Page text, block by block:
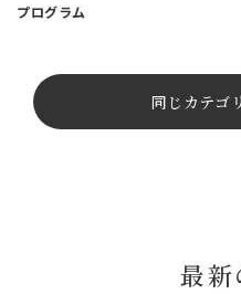
プログラム
同じカテゴ
最新